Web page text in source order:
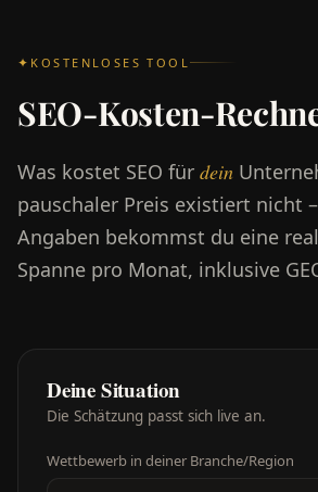
KOSTENLOSES TOOL
SEO-Kosten-
Was kostet SEO für dein
pauschaler Preis existiert nicht
Angaben bekommst du eine
Spanne pro Monat, inklusive
Deine Situation
Die Schätzung passt sich live an.
Wettbewerb in deiner Branche/Region